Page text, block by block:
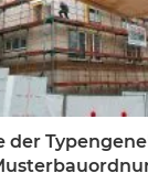
der